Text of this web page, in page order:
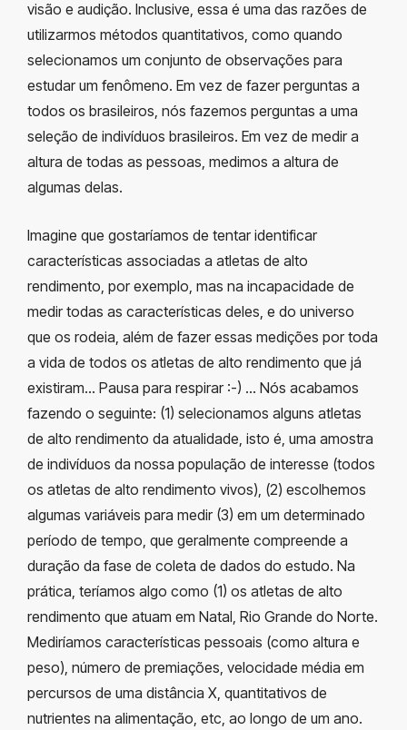
visão e audição. Inclusive, essa é uma das razões de
utilizarmos métodos quantitativos, como quando
selecionamos um conjunto de observações para
estudar um fenômeno. Em vez de fazer perguntas a
todos os brasileiros, nós fazemos perguntas a uma
seleção de indivíduos brasileiros. Em vez de medir a
altura de todas as pessoas, medimos a altura de
algumas delas.
Imagine que gostaríamos de tentar identificar
características associadas a atletas de alto
rendimento, por exemplo, mas na incapacidade de
medir todas as características deles, e do universo
que os rodeia, além de fazer essas medições por toda
a vida de todos os atletas de alto rendimento que já
existiram… Pausa para respirar :-) … Nós acabamos
fazendo o seguinte: (1) selecionamos alguns atletas
de alto rendimento da atualidade, isto é, uma amostra
de indivíduos da nossa população de interesse (todos
os atletas de alto rendimento vivos), (2) escolhemos
algumas variáveis para medir (3) em um determinado
período de tempo, que geralmente compreende a
duração da fase de coleta de dados do estudo. Na
prática, teríamos algo como (1) os atletas de alto
rendimento que atuam em Natal, Rio Grande do Norte.
Mediríamos características pessoais (como altura e
peso), número de premiações, velocidade média em
percursos de uma distância X, quantitativos de
nutrientes na alimentação, etc, ao longo de um ano.